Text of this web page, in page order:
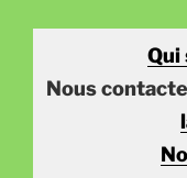
Qui
Nous